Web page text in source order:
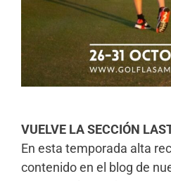
VUELVE LA SECCIÓN
En esta temporada alta
contenido en el blog de